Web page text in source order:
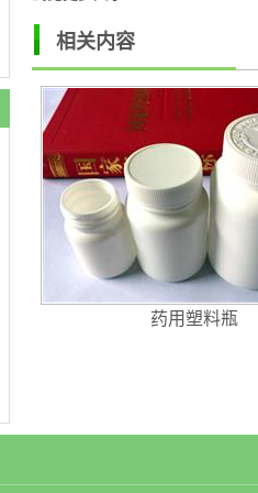
相关内容
药用塑料瓶